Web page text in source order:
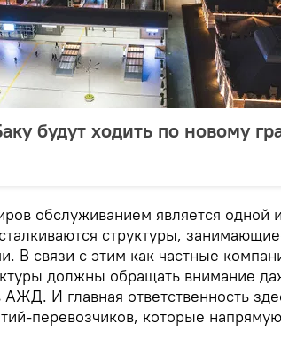
будут ходить по новому
обслуживанием является одной
структуры,
В связи с этим как частные
должны обращать внимание
И главная ответственность
перевозчиков, которые